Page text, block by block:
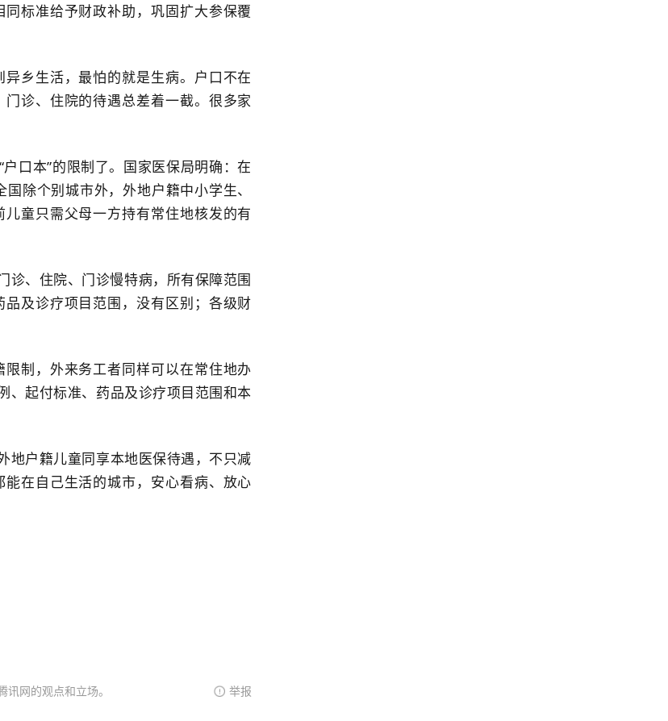
标准给予财政补助，巩固扩大参保覆
乡生活，最怕的就是生病。户口不在
诊、住院的待遇总差着一截。很多家
口本”的限制了。国家医保局明确：在
除个别城市外，外地户籍中小学生、
童只需父母一方持有常住地核发的有
、住院、门诊慢特病，所有保障范围
及诊疗项目范围，没有区别；各级财
制，外来务工者同样可以在常住地办
、起付标准、药品及诊疗项目范围和本
地户籍儿童同享本地医保待遇，不只减
在自己生活的城市，安心看病、放心
网的观点和立场。 举报